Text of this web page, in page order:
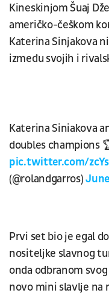
Kineskinjom Šuaj
američko-češkom
Katerina Sinjakova
između svojih i
Katerina Siniakova
doubles champions
pic.twitter.com/
(@rolandgarros)
Prvi set bio je egal
nositeljke slavnog
onda odbranom
novo mini slavlje na